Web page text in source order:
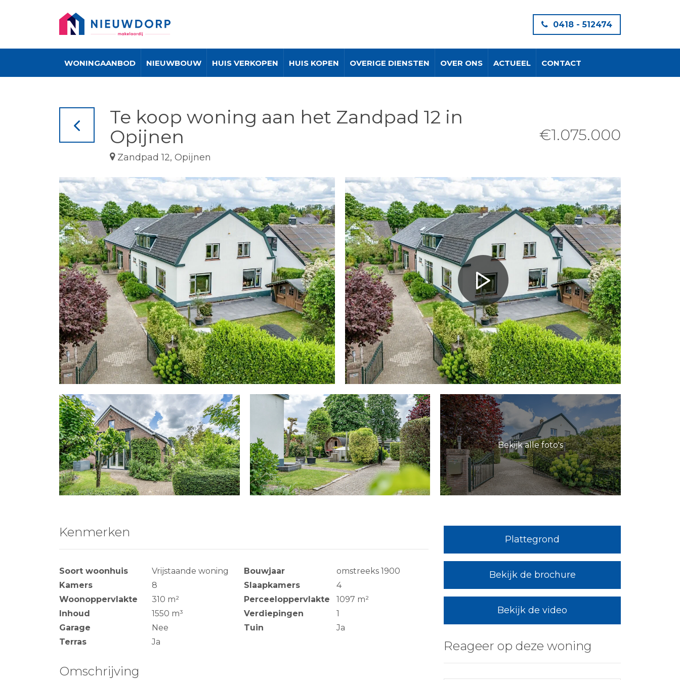
0418 - 512474
WONINGAANBOD NIEUWBOUW HUIS VERKOPEN HUIS KOPEN OVERIGE DIENSTEN OVER ONS ACTUEEL CONTACT
Te koop woning aan het Zandpad 12 in
Opijnen
Zandpad 12, Opijnen
€1.075.000
Bekijk alle foto's
Kenmerken
Soort woonhuis Vrijstaande woning Bouwjaar
omstreeks 1900
Kamers
8 Slaapkamers
4
Woonoppervlakte
310 m² Perceeloppervlakte
1097 m²
Inhoud
1550 m³ Verdiepingen
1
Garage
Nee Tuin
Ja
Terras
Ja
Omschrijving
Plattegrond
Bekijk de brochure
Bekijk de video
Reageer op deze woning